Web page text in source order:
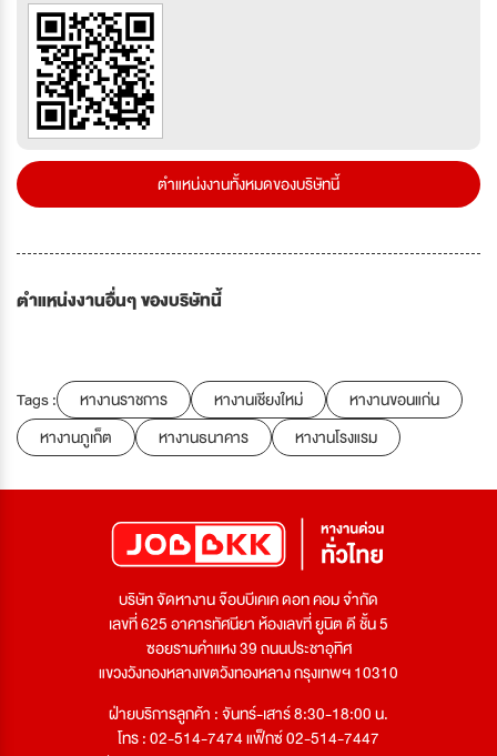
ตำแหน่งงานทั้งหมดของบริษัทนี้
ตำแหน่งงานอื่นๆ ของบริษัทนี้
Tags : หางานราชการ หางานเชียงใหม่
หางานขอนแก่น
หางานภูเก็ต
หางานธนาคาร หางานโรงแรม
บริษัท จัดหางาน จ๊อบบีเคเค ดอท คอม จำกัด
เลขที่ 625 อาคารทัศนียา ห้องเลขที่ ยูนิต ดี ชั้น 5
ซอยรามคำแหง 39 ถนนประชาอุทิศ
แขวงวังทองหลางเขตวังทองหลาง กรุงเทพฯ 10310
ฝ่ายบริการลูกค้า : จันทร์-เสาร์ 8:30-18:00 น.
โทร : 02-514-7474 แฟ็กซ์ 02-514-7447